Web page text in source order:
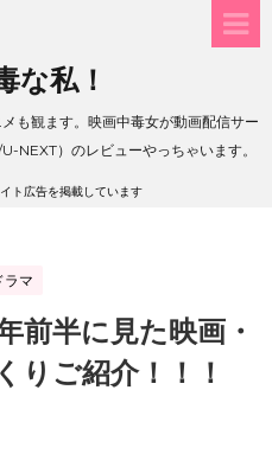
な私！
も観ます。映画中毒女が動画配信サー
）のレビューやっちゃいます。
ト広告を掲載しています
ラマ
前半に見た映画・
りご紹介！！！